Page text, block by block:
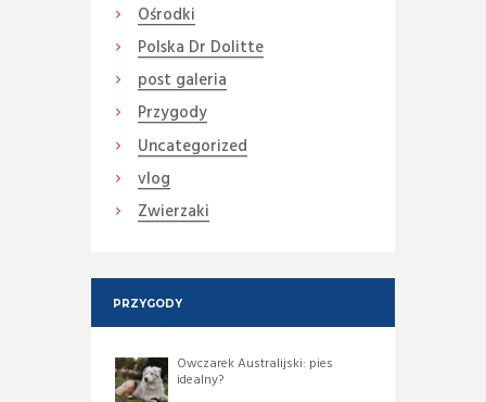
Ośrodki
Polska Dr Dolitte
post galeria
Przygody
Uncategorized
vlog
Zwierzaki
PRZYGODY
Owczarek Australijski: pies
idealny?